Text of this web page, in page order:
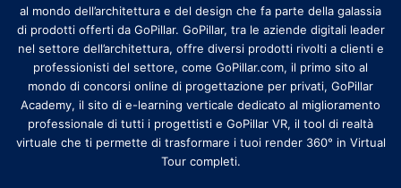
al mondo dell’architettura e del design che fa parte della galassia
di prodotti offerti da GoPillar. GoPillar, tra le aziende digitali leader
nel settore dell’architettura, offre diversi prodotti rivolti a clienti e
professionisti del settore, come GoPillar.com, il primo sito al
mondo di concorsi online di progettazione per privati, GoPillar
Academy, il sito di e-learning verticale dedicato al miglioramento
professionale di tutti i progettisti e GoPillar VR, il tool di realtà
virtuale che ti permette di trasformare i tuoi render 360° in Virtual
Tour completi.